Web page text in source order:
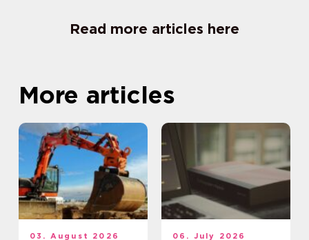
Read more articles here
More articles
03. August 2026 06. July 2026